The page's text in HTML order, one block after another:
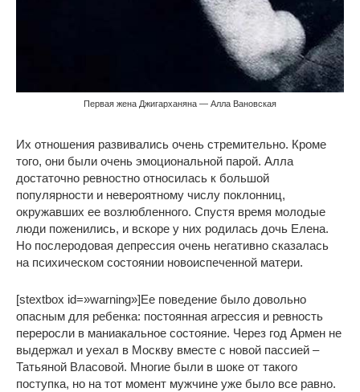
Первая жена Джигарханяна — Алла Вановская
Их отношения развивались очень стремительно. Кроме
того, они были очень эмоциональной парой. Алла
достаточно ревностно относилась к большой
популярности и невероятному числу поклонниц,
окружавших ее возлюбленного. Спустя время молодые
люди поженились, и вскоре у них родилась дочь Елена.
Но послеродовая депрессия очень негативно сказалась
на психическом состоянии новоиспеченной матери.
[stextbox id=»warning»]Ее поведение было довольно
опасным для ребенка: постоянная агрессия и ревность
переросли в маниакальное состояние. Через год Армен не
выдержал и уехал в Москву вместе с новой пассией –
Татьяной Власовой. Многие были в шоке от такого
поступка, но на тот момент мужчине уже было все равно.